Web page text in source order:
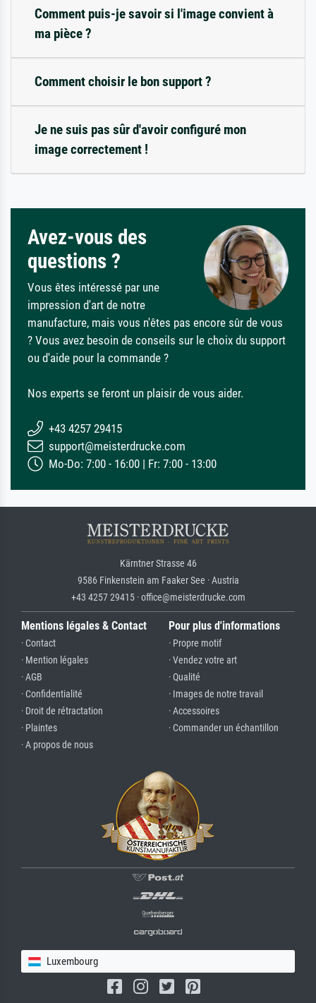
Comment puis-je savoir si l'image convient à
ma pièce ?
Comment choisir le bon support ?
Je ne suis pas sûr d'avoir configuré mon
image correctement !
Avez-vous des
questions ?
Vous êtes intéressé par une
impression d'art de notre
manufacture, mais vous n'êtes pas encore sûr de vous
? Vous avez besoin de conseils sur le choix du support
ou d'aide pour la commande ?
Nos experts se feront un plaisir de vous aider.
+43 4257 29415
support@meisterdrucke.com
Mo-Do: 7:00 - 16:00 | Fr: 7:00 - 13:00
Kärntner Strasse 46
9586 Finkenstein am Faaker See · Austria
+43 4257 29415 · office@meisterdrucke.com
Mentions légales & Contact
· Contact
· Mention légales
· AGB
· Confidentialité
· Droit de rétractation
· Plaintes
· A propos de nous
Pour plus d'informations
· Propre motif
· Vendez votre art
· Qualité
· Images de notre travail
· Accessoires
· Commander un échantillon
Luxembourg